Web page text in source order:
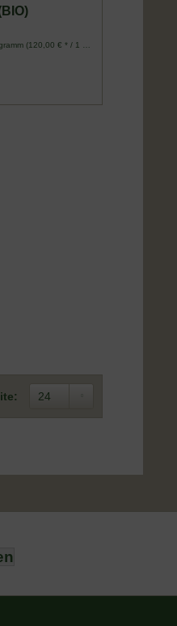
(120,00 € * / 1 Kilogramm)